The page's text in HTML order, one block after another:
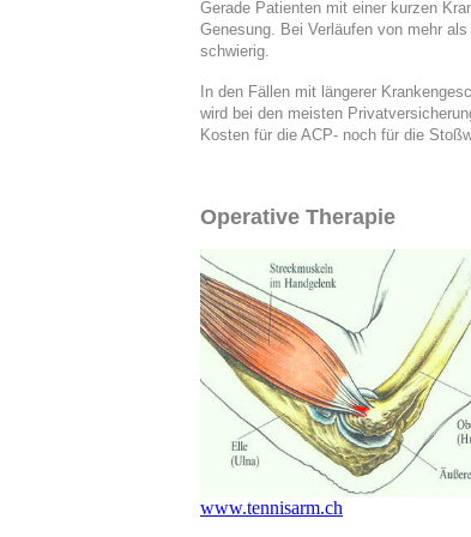
Gerade Patienten mit einer kurzen
Genesung. Bei Verläufen von mehr
schwierig.
In den Fällen mit längerer
wird bei den meisten
Kosten für die ACP- noch für die
Operative Therapie
www.tennisarm.ch